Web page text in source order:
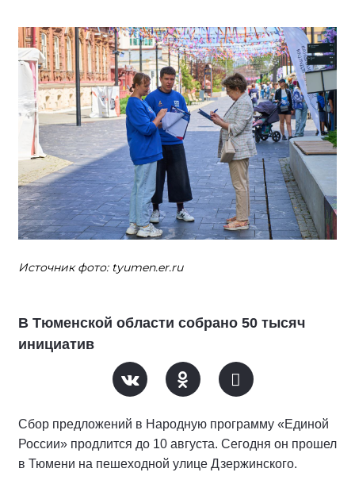
Источник фото: tyumen.er.ru
В Тюменской области собрано 50 тысяч
инициатив
Сбор предложений в Народную программу «Единой
России» продлится до 10 августа. Сегодня он прошел
в Тюмени на пешеходной улице Дзержинского.